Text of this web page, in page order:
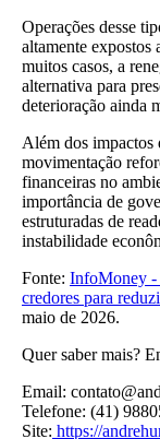
Operações desse
altamente expostos
muitos casos, a
alternativa para
deterioração ainda
Além dos impactos
movimentação
financeiras no
importância de
estruturadas de
instabilidade
Fonte: InfoMoney -
credores para
maio de 2026.
Quer saber mais?
Email:
Telefone: (41)
Site: https://